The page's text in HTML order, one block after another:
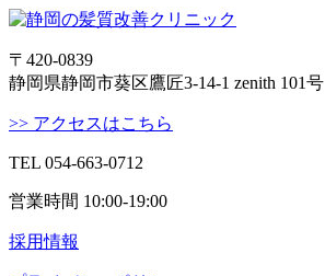
〒420-0839
静岡県静岡市葵区鷹匠3-14-1 zenith 101号
>> アクセスはこちら
TEL 054-663-0712
営業時間 10:00-19:00
採用情報